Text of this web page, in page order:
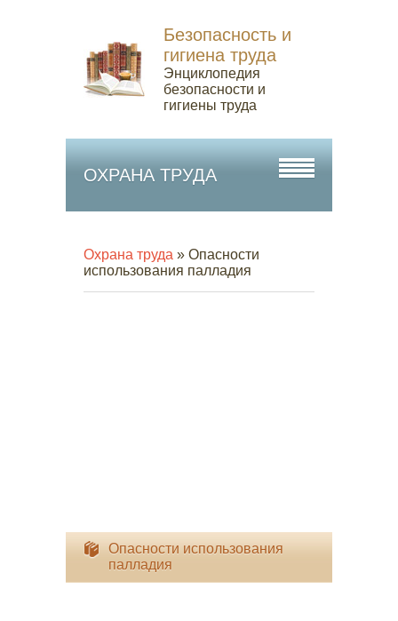
Безопасность и
гигиена труда
Энциклопедия
безопасности и
гигиены труда
ОХРАНА ТРУДА
Охрана труда » Опасности
использования палладия
Опасности использования
палладия